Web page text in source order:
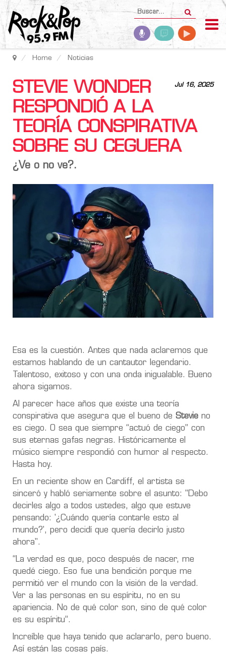
Home Noticias
Jul 16, 2025
STEVIE WONDER
RESPONDIÓ A LA
TEORÍA CONSPIRATIVA
SOBRE SU CEGUERA
¿Ve o no ve?.
Esa es la cuestión. Antes que nada aclaremos que
estamos hablando de un cantautor legendario.
Talentoso, exitoso y con una onda inigualable. Bueno
ahora sigamos.
Al parecer hace años que existe una teoría
conspirativa que asegura que el bueno de Stevie no
es ciego. O sea que siempre “actuó de ciego” con
sus eternas gafas negras. Históricamente el
músico siempre respondió con humor al respecto.
Hasta hoy.
En un reciente show en Cardiff, el artista se
sinceró y habló seriamente sobre el asunto: "Debo
decirles algo a todos ustedes, algo que estuve
pensando: '¿Cuándo quería contarle esto al
mundo?', pero decidí que quería decirlo justo
ahora".
“La verdad es que, poco después de nacer, me
quedé ciego. Eso fue una bendición porque me
permitió ver el mundo con la visión de la verdad.
Ver a las personas en su espíritu, no en su
apariencia. No de qué color son, sino de qué color
es su espíritu”.
Increíble que haya tenido que aclararlo, pero bueno.
Así están las cosas país.